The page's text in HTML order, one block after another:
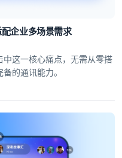
企业多场景需求
这一核心痛点，无需从零搭
的通讯能力。​
讯云